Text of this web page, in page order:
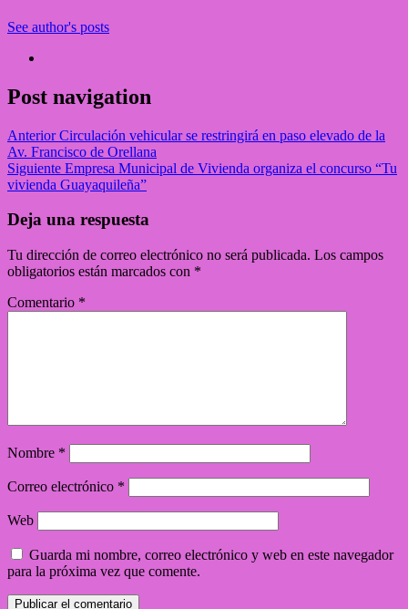
See author's posts
Post navigation
AnteriorCirculación vehicular se restringirá en paso elevado de la
Av. Francisco de Orellana
Siguiente Empresa Municipal de Vivienda organiza el concurso “Tu
vivienda Guayaquileña”
Deja una respuesta
Tu dirección de correo electrónico no será publicada. Los campos
obligatorios están marcados con *
Comentario *
Nombre *
Correo electrónico *
Web
Guarda mi nombre, correo electrónico y web en este navegador
para la próxima vez que comente.